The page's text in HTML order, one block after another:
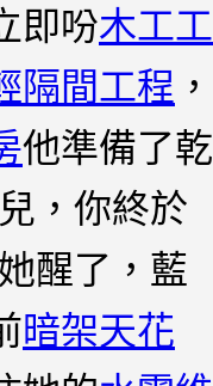
即吩木工工
隔間工程 ，
他準備了乾
，你終於
她醒了，藍
暗架天花